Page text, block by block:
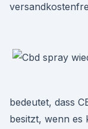
bedeutet, dass
besitzt, wenn es